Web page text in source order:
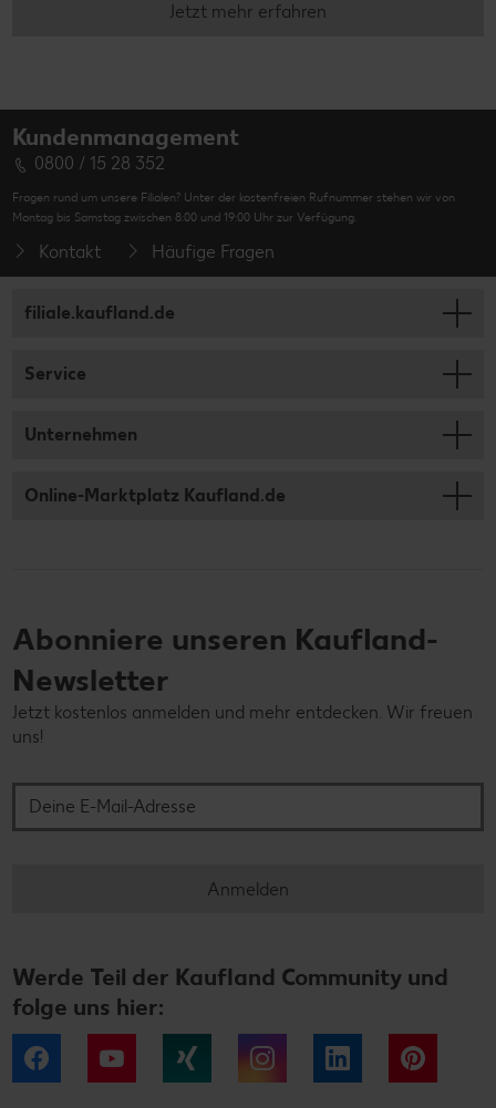
Jetzt mehr erfahren
Kundenmanagement
0800 / 15 28 352
Fragen rund um unsere Filialen? Unter der kostenfreien Rufnummer stehen wir von
Montag bis Samstag zwischen 8:00 und 19:00 Uhr zur Verfügung.
Kontakt Häufige Fragen
filiale.kaufland.de
Service
Unternehmen
Online-Marktplatz Kaufland.de
Abonniere unseren Kaufland-
Newsletter
Jetzt kostenlos anmelden und mehr entdecken. Wir freuen
uns!
Anmelden
Werde Teil der Kaufland Community und
folge uns hier:
Facebook YouTube Instagram LinkedIn